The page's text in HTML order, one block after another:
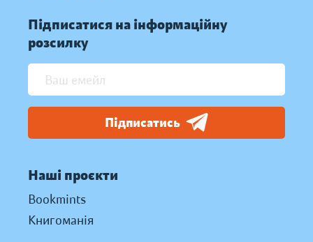
Підписатися на інформаційну
розсилку
Підписатись
Наші проєкти
Bookmints
Книгоманія